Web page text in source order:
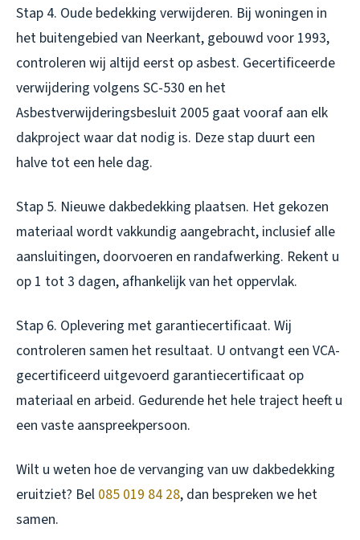
Stap 4. Oude bedekking verwijderen. Bij woningen in
het buitengebied van Neerkant, gebouwd voor 1993,
controleren wij altijd eerst op asbest. Gecertificeerde
verwijdering volgens SC-530 en het
Asbestverwijderingsbesluit 2005 gaat vooraf aan elk
dakproject waar dat nodig is. Deze stap duurt een
halve tot een hele dag.
Stap 5. Nieuwe dakbedekking plaatsen. Het gekozen
materiaal wordt vakkundig aangebracht, inclusief alle
aansluitingen, doorvoeren en randafwerking. Rekent u
op 1 tot 3 dagen, afhankelijk van het oppervlak.
Stap 6. Oplevering met garantiecertificaat. Wij
controleren samen het resultaat. U ontvangt een VCA-
gecertificeerd uitgevoerd garantiecertificaat op
materiaal en arbeid. Gedurende het hele traject heeft u
een vaste aanspreekpersoon.
Wilt u weten hoe de vervanging van uw dakbedekking
eruitziet? Bel 085 019 84 28, dan bespreken we het
samen.